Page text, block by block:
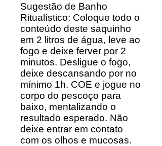
Sugestão de Banho
Ritualístico: Coloque todo o
conteúdo deste saquinho
em 2 litros de água, leve ao
fogo e deixe ferver por 2
minutos. Desligue o fogo,
deixe descansando por no
mínimo 1h. COE e jogue no
corpo do pescoço para
baixo, mentalizando o
resultado esperado. Não
deixe entrar em contato
com os olhos e mucosas.